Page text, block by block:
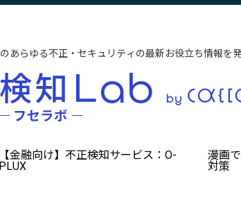
あらゆる不正・セキュリティの最新お役立ち情報を
【金融向け】不正検知サービス：O-
PLUX
漫画
対策